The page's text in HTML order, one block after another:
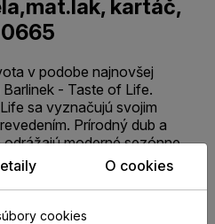
kartáč,
v podobe najnovšej
- Taste of Life.
sa vyznačujú svojim
Prírodný dub a
moderné sezónne
Taste of Life je každý
podľa súčasných trendov.
sú dosky odolné
si stabilné rozmery,
O cookies
cookies